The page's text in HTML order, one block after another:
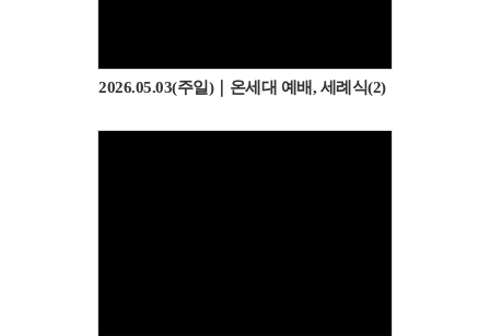
2026.05.03(주일)｜온세대 예배, 세례식(2)